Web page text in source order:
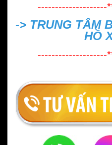
--------------------
-> TRUNG TÂM
HỒ
--------------------